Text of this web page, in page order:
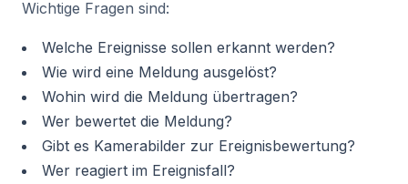
Wichtige Fragen sind:
Welche Ereignisse sollen erkannt werden?
Wie wird eine Meldung ausgelöst?
Wohin wird die Meldung übertragen?
Wer bewertet die Meldung?
Gibt es Kamerabilder zur Ereignisbewertung?
Wer reagiert im Ereignisfall?